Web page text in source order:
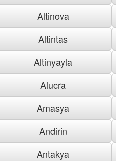
Altinova
Altintas
Altinyayla
Alucra
Amasya
Andirin
Antakya